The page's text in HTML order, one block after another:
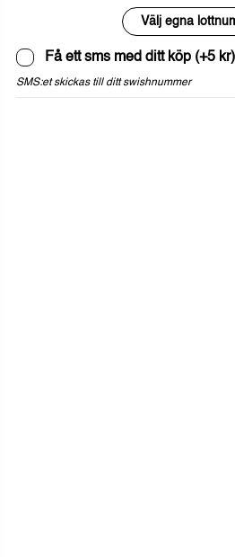
Välj egna
Få ett sms med ditt köp(+5kr)
SMS:et skickas till ditt swishnummer